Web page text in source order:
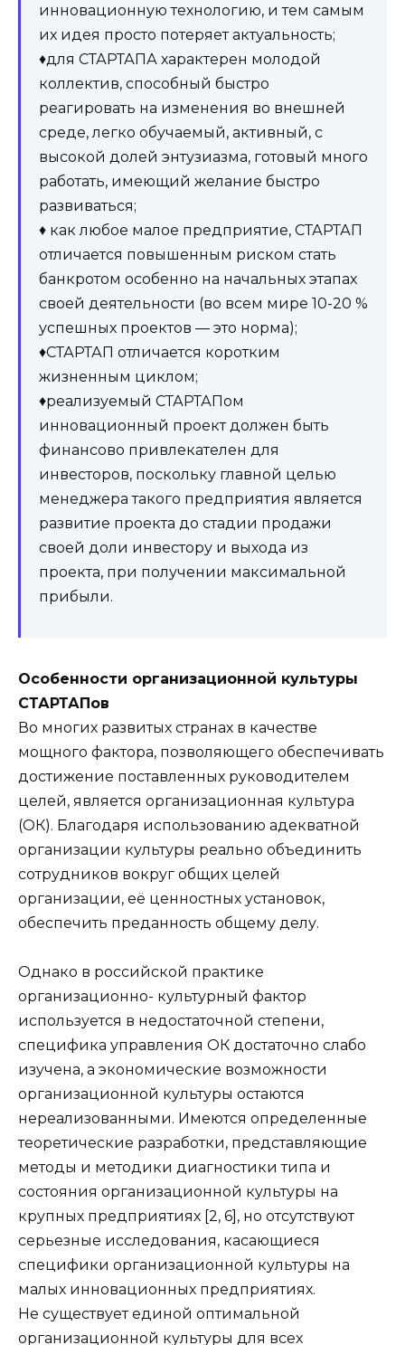
инновационную технологию, и тем самым
их идея просто потеряет актуальность;
♦для СТАРТАПА характерен молодой
коллектив, способный быстро
реагировать на изменения во внешней
среде, легко обучаемый, активный, с
высокой долей энтузиазма, готовый много
работать, имеющий желание быстро
развиваться;
♦ как любое малое предприятие, СТАРТАП
отличается повышенным риском стать
банкротом особенно на начальных этапах
своей деятельности (во всем мире 10-20 %
успешных проектов — это норма);
♦СТАРТАП отличается коротким
жизненным циклом;
♦реализуемый СТАРТАПом
инновационный проект должен быть
финансово привлекателен для
инвесторов, поскольку главной целью
менеджера такого предприятия является
развитие проекта до стадии продажи
своей доли инвестору и выхода из
проекта, при получении максимальной
прибыли.
Особенности организационной культуры
СТАРТАПов
Во многих развитых странах в качестве
мощного фактора, позволяющего обеспечивать
достижение поставленных руководителем
целей, является организационная культура
(ОК). Благодаря использованию адекватной
организации культуры реально объединить
сотрудников вокруг общих целей
организации, её ценностных установок,
обеспечить преданность общему делу.
Однако в российской практике
организационно- культурный фактор
используется в недостаточной степени,
специфика управления ОК достаточно слабо
изучена, а экономические возможности
организационной культуры остаются
нереализованными. Имеются определенные
теоретические разработки, представляющие
методы и методики диагностики типа и
состояния организационной культуры на
крупных предприятиях [2, 6], но отсутствуют
серьезные исследования, касающиеся
специфики организационной культуры на
малых инновационных предприятиях.
Не существует единой оптимальной
организационной культуры для всех